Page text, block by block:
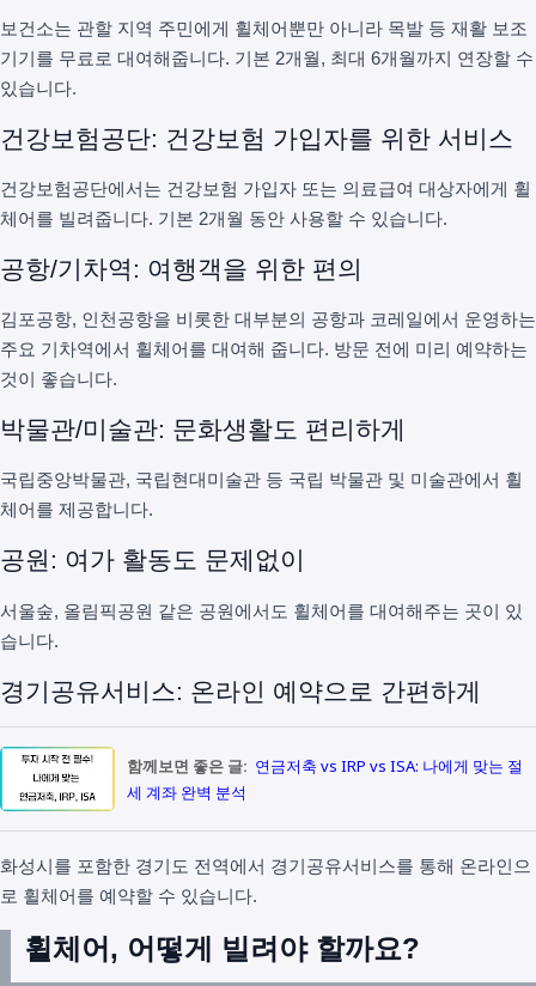
보건소는 관할 지역 주민에게 휠체어뿐만 아니라 목발 등 재활 보조
기기를 무료로 대여해줍니다. 기본 2개월, 최대 6개월까지 연장할 수
있습니다.
건강보험공단: 건강보험 가입자를 위한 서비스
건강보험공단에서는 건강보험 가입자 또는 의료급여 대상자에게 휠
체어를 빌려줍니다. 기본 2개월 동안 사용할 수 있습니다.
공항/기차역: 여행객을 위한 편의
김포공항, 인천공항을 비롯한 대부분의 공항과 코레일에서 운영하는
주요 기차역에서 휠체어를 대여해 줍니다. 방문 전에 미리 예약하는
것이 좋습니다.
박물관/미술관: 문화생활도 편리하게
국립중앙박물관, 국립현대미술관 등 국립 박물관 및 미술관에서 휠
체어를 제공합니다.
공원: 여가 활동도 문제없이
서울숲, 올림픽공원 같은 공원에서도 휠체어를 대여해주는 곳이 있
습니다.
경기공유서비스: 온라인 예약으로 간편하게
함께보면 좋은 글: 연금저축 vs IRP vs ISA: 나에게 맞는 절
세 계좌 완벽 분석
화성시를 포함한 경기도 전역에서 경기공유서비스를 통해 온라인으
로 휠체어를 예약할 수 있습니다.
휠체어, 어떻게 빌려야 할까요?